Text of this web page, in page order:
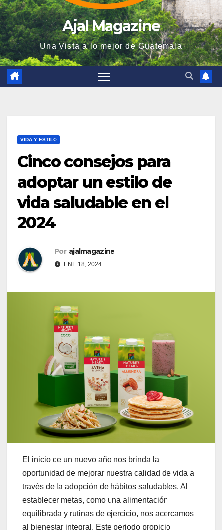
Ajal Magazine
Una Vista a lo mejor de Guatemala
VIDA Y ESTILO
Cinco consejos para
adoptar un estilo de
vida saludable en el
2024
Por ajalmagazine
ENE 18, 2024
El inicio de un nuevo año nos brinda la
oportunidad de mejorar nuestra calidad de vida a
través de la adopción de hábitos saludables. Al
establecer metas, como una alimentación
equilibrada y rutinas de ejercicio, nos acercamos
al bienestar integral. Este periodo propicio